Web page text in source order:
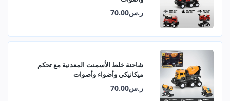
ر.س70.00
شاحنة خلط الأسمنت المعدنية مع تحكم
ميكانيكي وأضواء وأصوات
ر.س70.00